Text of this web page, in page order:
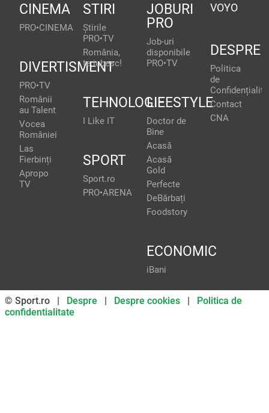
CINEMA
PRO•CINEMA
DIVERTISMENT
PRO•TV
Românii
au Talent
Vocea
României
Las
Fierbinți
Apropo
TV
STIRI
Știrile
PRO•TV
România,
te iubesc!
TEHNOLOGIE
I Like IT
SPORT
Sport.ro
PRO•ARENA
JOBURI
PRO
Job-uri
disponibile
PRO•TV
LIFESTYLE
Doctor de
Bine
Acasă
Acasă
Gold
Perfecte
DeBărbați
Foodstory
ECONOMIC
iBani
VOYO
DESPRE
Politica
de
Contact
CNA
© Sport.ro | Despre | Despre cookies | Politica de
confidentialitate